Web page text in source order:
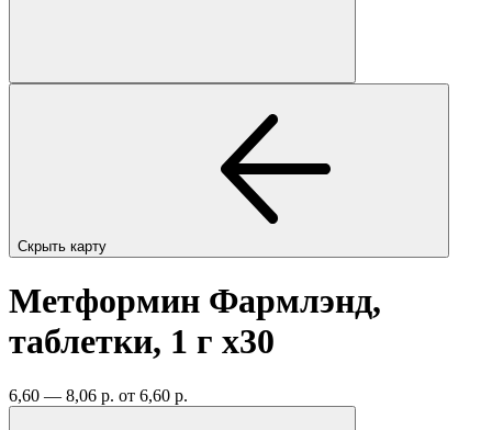
Скрыть карту
Метформин Фармлэнд,
таблетки, 1 г x30
6,60 — 8,06 р. от 6,60 р.